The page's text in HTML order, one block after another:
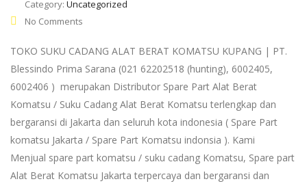
Category: Uncategorized
No Comments
TOKO SUKU CADANG ALAT BERAT KOMATSU KUPANG | PT.
Blessindo Prima Sarana (021 62202518 (hunting), 6002405,
6002406 ) merupakan Distributor Spare Part Alat Berat
Komatsu / Suku Cadang Alat Berat Komatsu terlengkap dan
bergaransi di Jakarta dan seluruh kota indonesia ( Spare Part
komatsu Jakarta / Spare Part Komatsu indonsia ). Kami
Menjual spare part komatsu / suku cadang Komatsu, Spare part
Alat Berat Komatsu Jakarta terpercaya dan bergaransi dan